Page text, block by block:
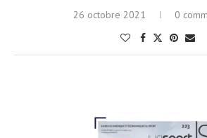
26 octobre 2021 0